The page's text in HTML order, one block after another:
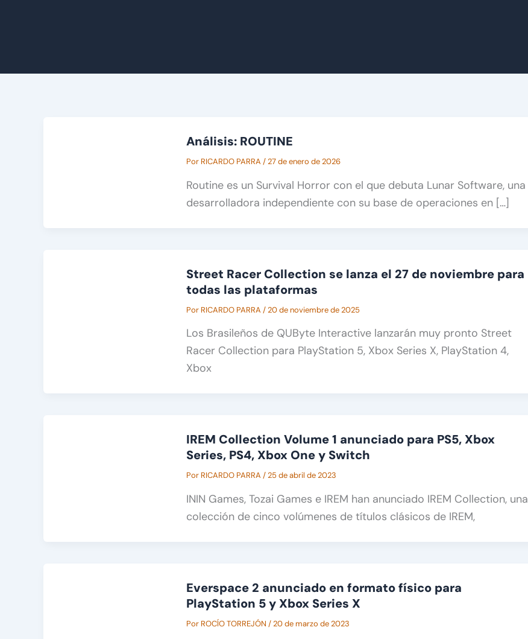
Análisis: ROUTINE
Por RICARDO PARRA /27 de enero de 2026
Routine es un Survival Horror con el que debuta Lunar Software, una
desarrolladora independiente con su base de operaciones en […]
Street Racer Collection se lanza el 27 de noviembre para
todas las plataformas
Por RICARDO PARRA /20 de noviembre de 2025
Los Brasileños de QUByte Interactive lanzarán muy pronto Street
Racer Collection para PlayStation 5, Xbox Series X, PlayStation 4,
Xbox
IREM Collection Volume 1 anunciado para PS5, Xbox
Series, PS4, Xbox One y Switch
Por RICARDO PARRA /25 de abril de 2023
ININ Games, Tozai Games e IREM han anunciado IREM Collection, una
colección de cinco volúmenes de títulos clásicos de IREM,
Everspace 2 anunciado en formato físico para
PlayStation 5 y Xbox Series X
Por ROCÍO TORREJÓN /20 de marzo de 2023